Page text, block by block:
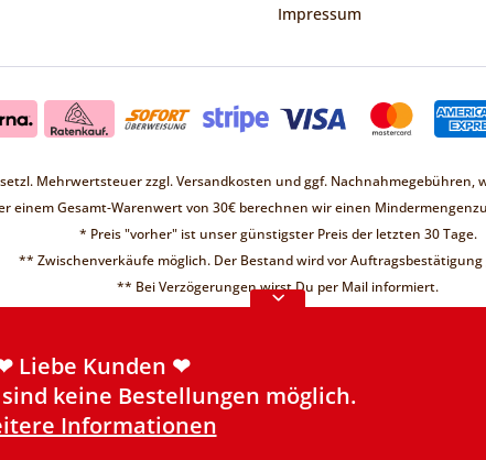
Liebe Kunden ❤
sind keine Bestellungen möglich.
Informationen
❤ Liebe Kunden ❤
keine Bestellungen möglich.
Liebe Kunden ❤
keine Bestellungen möglich.
Informationen
Impressum
Mehrwertsteuer zzgl.Versandkosten und ggf. Nachnahmegebühren,
einem Gesamt-Warenwert von 30€ berechnen wir einen
* Preis "vorher" ist unser günstigster Preis der letzten 30 Tage.
** Zwischenverkäufe möglich. Der Bestand wird vor
** Bei Verzögerungen wirst Du per Mail informiert.
Made with❤